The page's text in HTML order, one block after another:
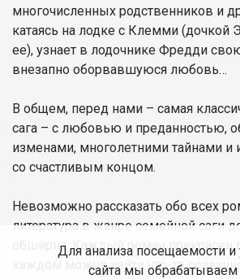
многочисленных родственников и
катаясь на лодке с Клемми (дочкой
ее), узнает в лодочнике Фредди
внезапно оборвавшуюся любовь…
В общем, перед нами – самая
сага – с любовью и преданностью,
изменами, многолетними тайнами и
со счастливым концом.
Невозможно рассказать обо всех
литература в жанре семейной саги
обширна. Каждый роман прекрасен
каждом можно найти что-то
Для анализа посещаемости
сайта мы